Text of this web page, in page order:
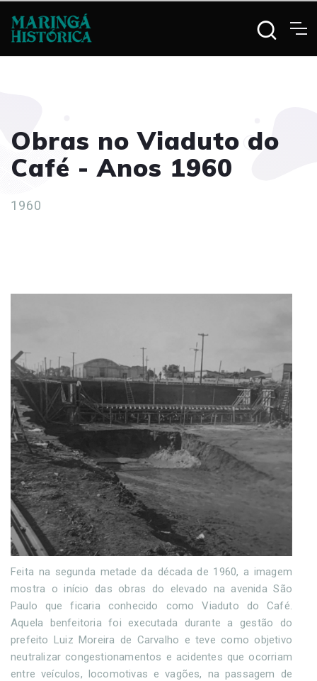
Obras no Viaduto do
Café - Anos 1960
1960
Feita na segunda metade da década de 1960, a imagem
mostra o início das obras do elevado na avenida São
Paulo que ficaria conhecido como Viaduto do Café.
Aquela benfeitoria foi executada durante a gestão do
prefeito Luiz Moreira de Carvalho e teve como objetivo
neutralizar congestionamentos e acidentes que ocorriam
entre veículos, locomotivas e vagões, na passagem de